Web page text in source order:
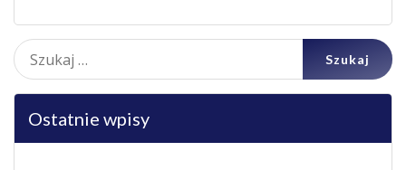
Szukaj:
Ostatnie wpisy